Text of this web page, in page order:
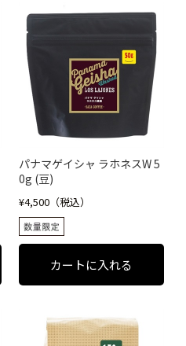
パナマゲイシャ ラホネスW 5
0g (豆)
¥4,500（税込）